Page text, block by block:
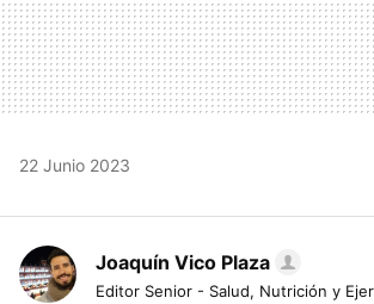
22 Junio 2023
Joaquín Vico Plaza
Editor Senior - Salud, Nutrición y